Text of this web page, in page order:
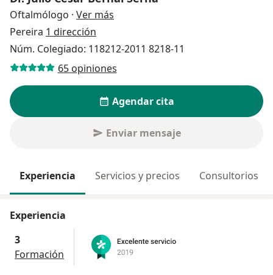
Oftalmólogo · Ver más
Pereira 1 dirección
Núm. Colegiado: 118212-2011 8218-11
65 opiniones
Agendar cita
Enviar mensaje
Experiencia Servicios y precios Consultorios
Experiencia
3
Formación